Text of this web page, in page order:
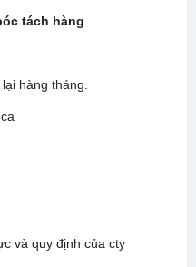
tách hàng
hàng tháng.
và quy định của cty